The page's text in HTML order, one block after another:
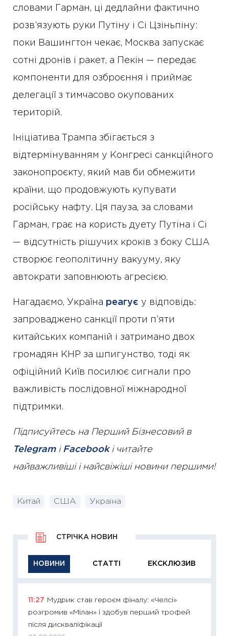
словами Гарман, ці дедлайни фактично
розв’язують руки Путіну і Сі Цзіньпіну:
поки Вашингтон чекає, Москва запускає
сотні дронів і ракет, а Пекін — передає
компоненти для озброєння і приймає
делегації з тимчасово окупованих
територій.
Ініціатива Трампа збігається з
відтермінуванням у Конгресі санкційного
законопроєкту, який мав би обмежити
країни, що продовжують купувати
російську нафту. Ця пауза, за словами
Гарман, грає на користь дуету Путіна і Сі
— відсутність рішучих кроків з боку США
створює геополітичну вакууму, яку
автократи заповнюють агресією.
Нагадаємо, Україна реагує у відповідь:
запроваджено санкції проти п’яти
китайських компаній і затримано двох
громадян КНР за шпигунство, тоді як
офіційний Київ посилює сигнали про
важливість послідовної міжнародної
підтримки.
Підписуйтесь на Перший Бізнесовий в
Telegramі Facebookі читайте
найважливіші і найсвіжіші новини першими!
Китай США Україна
НОВИНИ СТАТТІ ЕКСКЛЮЗИВ
СТРІЧКА НОВИН
11:27
Мудрик став героєм фіналу: «Челсі»
розгромив «Мілан» і здобув перший трофей
після дискваліфікації